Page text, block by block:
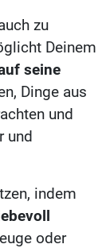
zu
Deinem
seine
Dinge aus
und
und
indem
oder